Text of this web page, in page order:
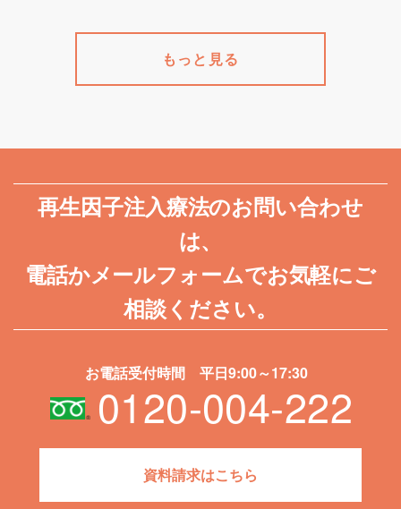
もっと見る
再生因子注入療法のお問い合わせ
は、
電話かメールフォームでお気軽にご
相談ください。
お電話受付時間 平日9:00～17:30
0120-004-222
資料請求はこちら